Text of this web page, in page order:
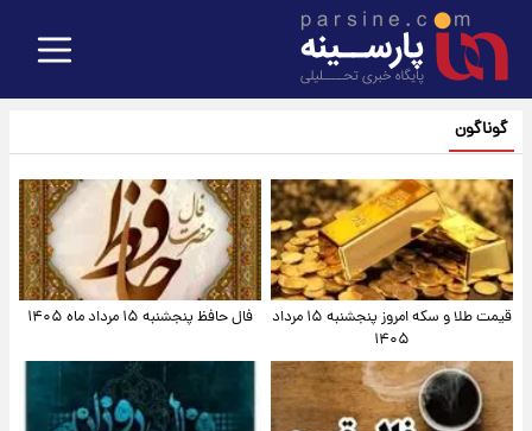
گوناگون
قیمت طلا و سکه امروز پنجشنبه ۱۵ مرداد
۱۴۰۵
فال حافظ پنجشنبه ۱۵ مرداد ماه ۱۴۰۵